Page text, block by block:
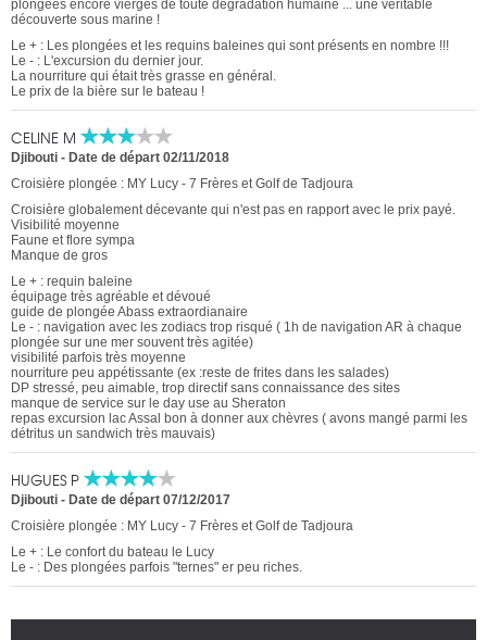
plongées encore vierges de toute dégradation humaine ... une véritable
découverte sous marine !
Le + : Les plongées et les requins baleines qui sont présents en nombre !!!
Le - : L'excursion du dernier jour.
La nourriture qui était très grasse en général.
Le prix de la bière sur le bateau !
CELINE M
Djibouti - Date de départ 02/11/2018
Croisière plongée : MY Lucy - 7 Frères et Golf de Tadjoura
Croisière globalement décevante qui n'est pas en rapport avec le prix payé.
Visibilité moyenne
Faune et flore sympa
Manque de gros
Le + : requin baleine
équipage très agréable et dévoué
guide de plongée Abass extraordianaire
Le - : navigation avec les zodiacs trop risqué ( 1h de navigation AR à chaque
plongée sur une mer souvent très agitée)
visibilité parfois très moyenne
nourriture peu appétissante (ex :reste de frites dans les salades)
DP stressé, peu aimable, trop directif sans connaissance des sites
manque de service sur le day use au Sheraton
repas excursion lac Assal bon à donner aux chèvres ( avons mangé parmi les
détritus un sandwich très mauvais)
HUGUES P
Djibouti - Date de départ 07/12/2017
Croisière plongée : MY Lucy - 7 Frères et Golf de Tadjoura
Le + : Le confort du bateau le Lucy
Le - : Des plongées parfois "ternes" er peu riches.